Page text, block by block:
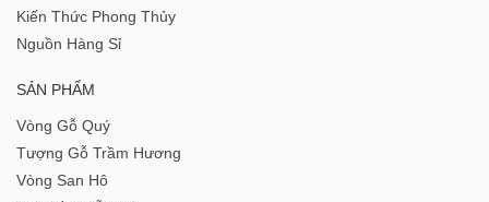
Kiến Thức Phong Thủy
Nguồn Hàng Sỉ
SẢN PHẨM
Vòng Gỗ Quý
Tượng Gỗ Trầm Hương
Vòng San Hô